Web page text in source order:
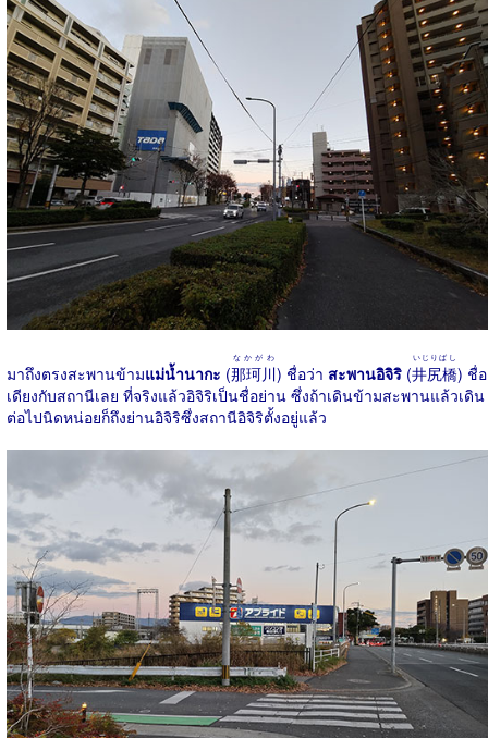
มาถึงตรงสะพานข้ามแม่น้ำนากะ (那珂川
なかがわ
) ชื่อว่า สะพานอิจิริ (井尻橋
いじりばし
) ชื่อ
เดียงกับสถานีเลย ที่จริงแล้วอิจิริเป็นชื่อย่าน ซึ่งถ้าเดินข้ามสะพานแล้วเดิน
ต่อไปนิดหน่อยก็ถึงย่านอิจิริซึ่งสถานีอิจิริตั้งอยู่แล้ว